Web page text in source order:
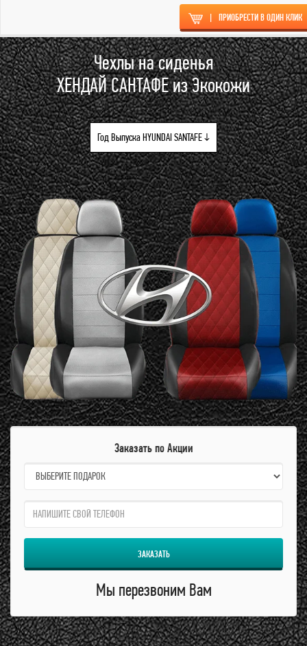
| ПРИОБРЕСТИ В ОДИН КЛИК
Чехлы на сиденья
ХЕНДАЙ САНТАФЕ из Экокожи
Год Выпуска HYUNDAI SANTAFE ↓
Заказать по Акции
name:
qzw:
ЗАКАЗАТЬ
Мы перезвоним Вам